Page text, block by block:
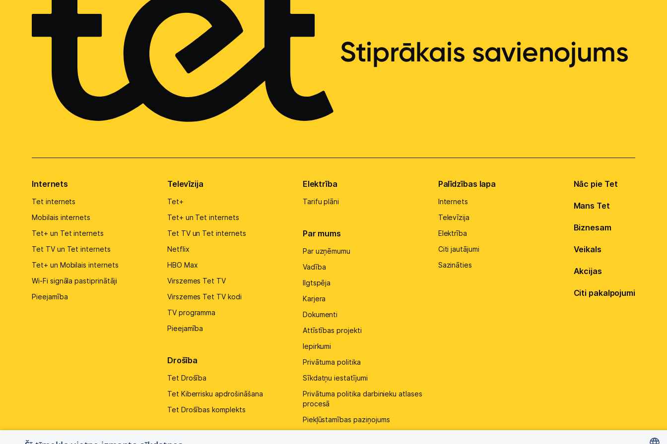
Stiprākais savienojums
Internets
Tet internets
Mobilais internets
Tet+ un Tet internets
Tet TV un Tet internets
Tet+ un Mobilais internets
Wi-Fi signāla pastiprinātāji
Pieejamība
Televīzija
Tet+
Tet+ un Tet internets
Tet TV un Tet internets
Netflix
HBO Max
Virszemes Tet TV
Virszemes Tet TV kodi
TV programma
Pieejamība
Drošība
Tet Drošība
Tet Kiberrisku apdrošināšana
Tet Drošības komplekts
Elektrība
Tarifu plāni
Par mums
Par uzņēmumu
Vadība
Ilgtspēja
Karjera
Dokumenti
Attīstības projekti
Iepirkumi
Privātuma politika
Sīkdatņu iestatījumi
Privātuma politika darbinieku atlases
procesā
Piekļūstamības paziņojums
Palīdzības lapa
Internets
Televīzija
Elektrība
Citi jautājumi
Sazināties
Nāc pie Tet
Mans Tet
Biznesam
Veikals
Akcijas
Citi pakalpojumi